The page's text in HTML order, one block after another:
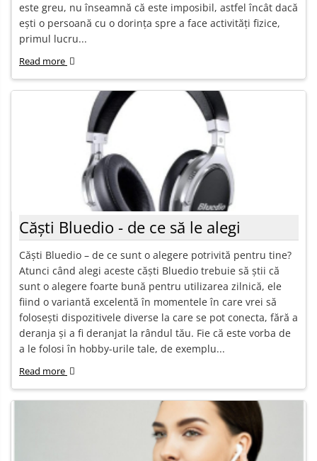
este greu, nu înseamnă că este imposibil, astfel încât dacă
ești o persoană cu o dorința spre a face activități fizice,
primul lucru...
Read more
Căști Bluedio - de ce să le alegi
Căști Bluedio – de ce sunt o alegere potrivită pentru tine?
Atunci când alegi aceste căști Bluedio trebuie să știi că
sunt o alegere foarte bună pentru utilizarea zilnică, ele
fiind o variantă excelentă în momentele în care vrei să
folosești dispozitivele diverse la care se pot conecta, fără a
deranja și a fi deranjat la rândul tău. Fie că este vorba de
a le folosi în hobby-urile tale, de exemplu...
Read more